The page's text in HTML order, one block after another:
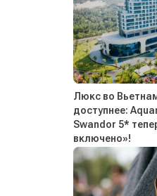
Люкс во
доступнее:
Swandor 5*
включено»!